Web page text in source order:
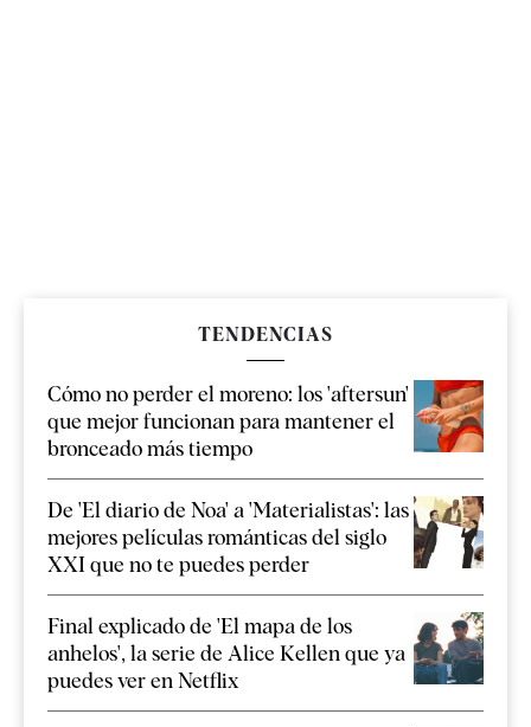
TENDENCIAS
Cómo no perder el moreno: los 'aftersun'
que mejor funcionan para mantener el
bronceado más tiempo
De 'El diario de Noa' a 'Materialistas': las
mejores películas románticas del siglo
XXI que no te puedes perder
Final explicado de 'El mapa de los
anhelos', la serie de Alice Kellen que ya
puedes ver en Netflix